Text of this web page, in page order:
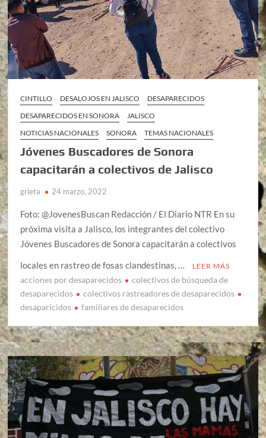
CINTILLO DESALOJOS EN JALISCO
DESAPARECIDOS
DESAPARECIDOS EN SONORA
JALISCO
NOTICIAS NACIONALES
SONORA TEMAS NACIONALES
Jóvenes Buscadores de Sonora
capacitarán a colectivos de Jalisco
grieta 24 marzo, 2022
Foto: @JovenesBuscan Redacción / El Diario NTR En su
próxima visita a Jalisco, los integrantes del colectivo
Jóvenes Buscadores de Sonora capacitarán a colectivos
locales en rastreo de fosas clandestinas, …
LEER MÁS
acciones por desaparecidos
colectivos de búsqueda de
desaparecidos
colectivos rastreadores de desaparecidos
desaparicidos
familiares de desaparecidos